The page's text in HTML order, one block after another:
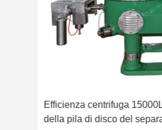
Efficienza centrifuga
della pila di disco del